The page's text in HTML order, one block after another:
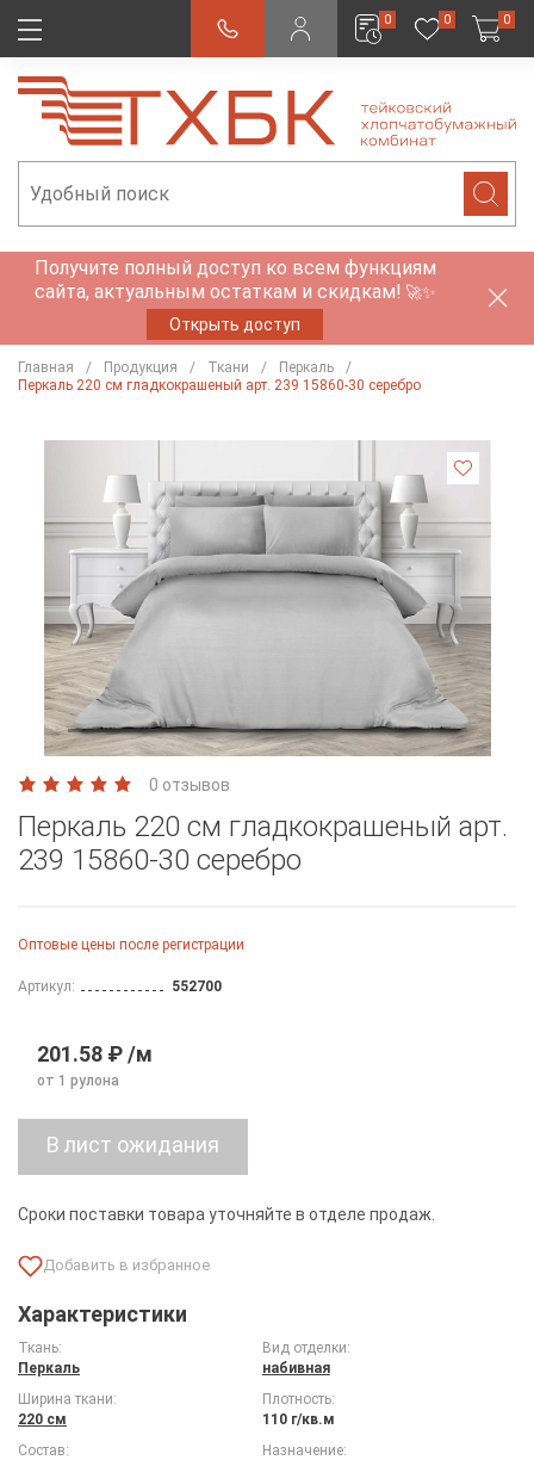
0 0 0
Получите полный доступ ко всем функциям
сайта, актуальным остаткам и скидкам! 🚀✨
Открыть доступ
Главная Продукция Ткани
Перкаль
Перкаль 220 см гладкокрашеный арт. 239 15860-30 серебро
0 отзывов
Перкаль 220 см гладкокрашеный арт.
239 15860-30 серебро
Оптовые цены после регистрации
Артикул: 552700
201.58 ₽ /м
от 1 рулона
Сроки поставки товара уточняйте в отделе продаж.
Характеристики
Ткань:
Перкаль
Вид отделки:
набивная
Ширина ткани:
220 см
Плотность:
110 г/кв.м
Состав:
Назначение: